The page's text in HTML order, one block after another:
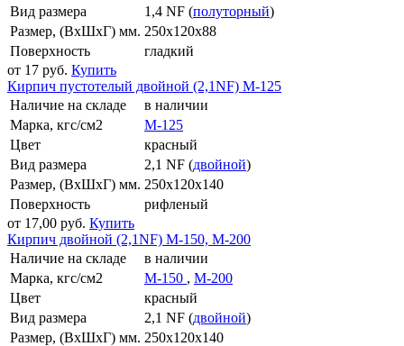
Вид размера
1,4 NF (полуторный)
Размер, (ВхШхГ) мм. 250x120x88
Поверхность
гладкий
от 17 руб. Купить
Кирпич пустотелый двойной (2,1NF) М-125
Наличие на складе
в наличии
Марка, кгс/см2
M-125
Цвет
красный
Вид размера
2,1 NF (двойной)
Размер, (ВхШхГ) мм. 250x120x140
Поверхность
рифленый
от 17,00 руб. Купить
Кирпич двойной (2,1NF) М-150, М-200
Наличие на складе
в наличии
Марка, кгс/см2
M-150 , M-200
Цвет
красный
Вид размера
2,1 NF (двойной)
Размер, (ВхШхГ) мм. 250x120x140